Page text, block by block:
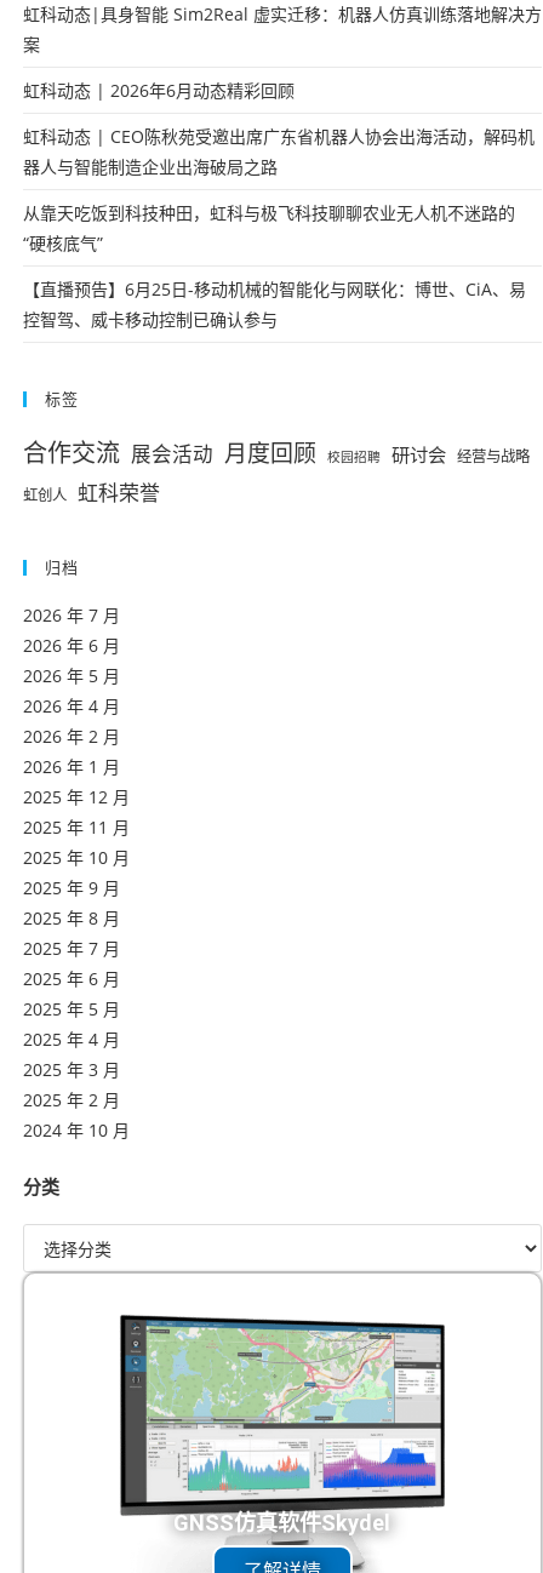
虹科动态|具身智能 Sim2Real 虚实迁移：机器人仿真训练落地解决方
案
虹科动态 | 2026年6月动态精彩回顾
虹科动态 | CEO陈秋苑受邀出席广东省机器人协会出海活动，解码机
器人与智能制造企业出海破局之路
从靠天吃饭到科技种田，虹科与极飞科技聊聊农业无人机不迷路的
“硬核底气”
【直播预告】6月25日-移动机械的智能化与网联化：博世、CiA、易
控智驾、威卡移动控制已确认参与
标签
合作交流 展会活动 月度回顾 校园招聘 研讨会 经营与战略
虹创人 虹科荣誉
归档
2026 年 7 月
2026 年 6 月
2026 年 5 月
2026 年 4 月
2026 年 2 月
2026 年 1 月
2025 年 12 月
2025 年 11 月
2025 年 10 月
2025 年 9 月
2025 年 8 月
2025 年 7 月
2025 年 6 月
2025 年 5 月
2025 年 4 月
2025 年 3 月
2025 年 2 月
2024 年 10 月
分类